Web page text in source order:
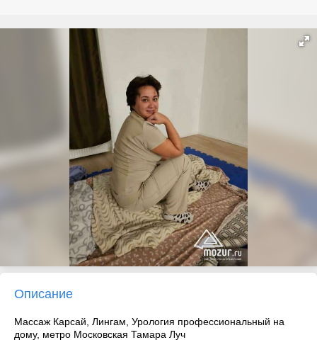
Описание
Массаж Карсай, Лингам, Урология профессиональный на
дому, метро Московская Тамара Луч